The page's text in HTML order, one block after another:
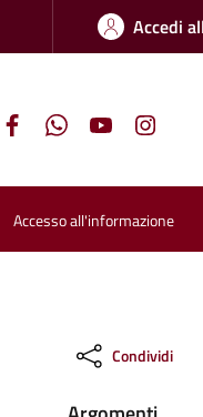
Accedi
Accesso all'informazione
Condividi